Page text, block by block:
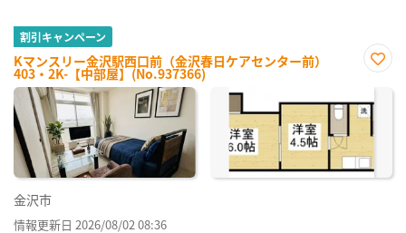
割引キャンペーン
Kマンスリー金沢駅西口前（金沢春日ケアセンター前）
403・2K-【中部屋】(No.937366)
に入
り登
録
金沢市
情報更新日 2026/08/02 08:36